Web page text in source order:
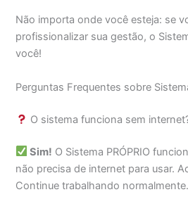
Não importa onde você esteja: se
profissionalizar sua gestão, o
você!
Perguntas Frequentes sobre
O sistema funciona sem
Sim! O Sistema PRÓPRIO
não precisa de internet para usar.
Continue trabalhando normalmente.